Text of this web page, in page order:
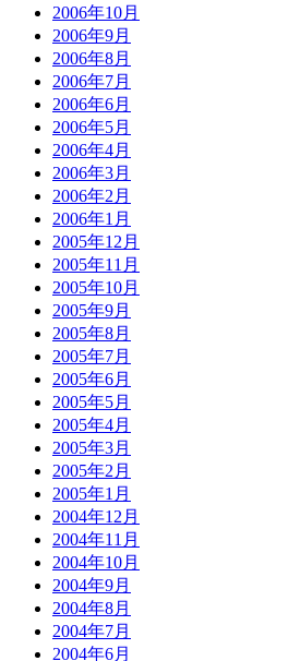
2006年10月
2006年9月
2006年8月
2006年7月
2006年6月
2006年5月
2006年4月
2006年3月
2006年2月
2006年1月
2005年12月
2005年11月
2005年10月
2005年9月
2005年8月
2005年7月
2005年6月
2005年5月
2005年4月
2005年3月
2005年2月
2005年1月
2004年12月
2004年11月
2004年10月
2004年9月
2004年8月
2004年7月
2004年6月